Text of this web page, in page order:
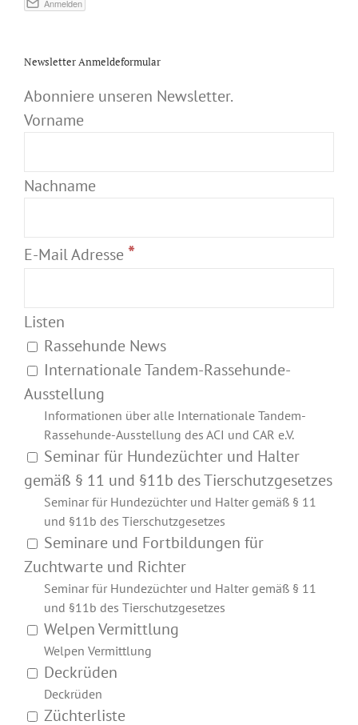
Newsletter Anmeldeformular
Abonniere unseren Newsletter.
Vorname
Nachname
E-Mail Adresse *
Listen
Rassehunde News
Internationale Tandem-Rassehunde-
Ausstellung
Informationen über alle Internationale Tandem-
Rassehunde-Ausstellung des ACI und CAR e.V.
Seminar für Hundezüchter und Halter
gemäß § 11 und §11b des Tierschutzgesetzes
Seminar für Hundezüchter und Halter gemäß § 11
und §11b des Tierschutzgesetzes
Seminare und Fortbildungen für
Zuchtwarte und Richter
Seminar für Hundezüchter und Halter gemäß § 11
und §11b des Tierschutzgesetzes
Welpen Vermittlung
Welpen Vermittlung
Deckrüden
Deckrüden
Züchterliste